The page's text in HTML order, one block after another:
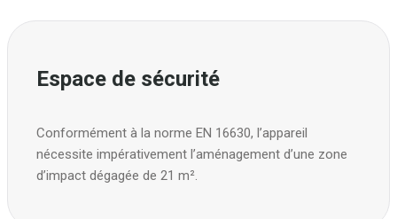
Espace de sécurité
Conformément à la norme EN 16630, l’appareil
nécessite impérativement l’aménagement d’une zone
d’impact dégagée de 21 m².